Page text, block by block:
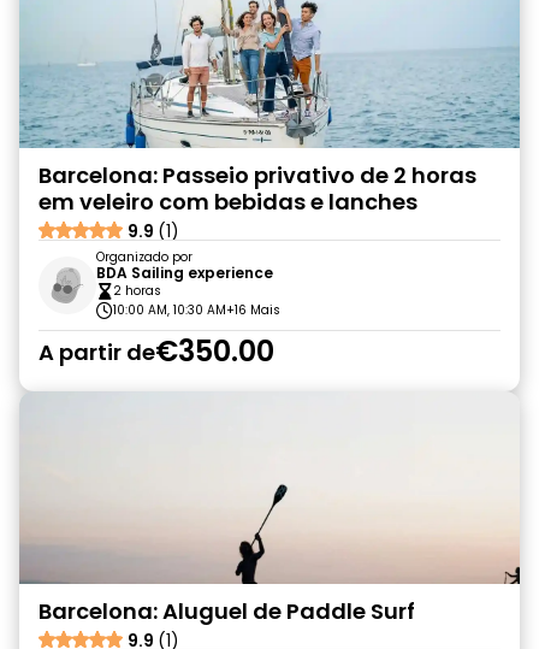
Barcelona: Passeio privativo de 2 horas
em veleiro com bebidas e lanches
9.9 (1)
Organizado por
BDA Sailing experience
2 horas
10:00 AM, 10:30 AM+16 Mais
A partir de€350.00
Barcelona: Aluguel de Paddle Surf
9.9 (1)